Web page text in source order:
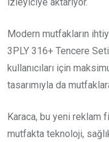
Modern mutfakların
3PLY 316+ Tencere
kullanıcıları için
tasarımıyla da
Karaca, bu yeni reklam
mutfakta teknoloji,